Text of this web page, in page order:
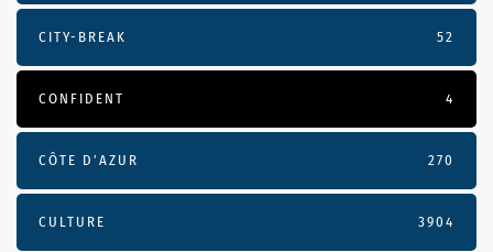
CITY-BREAK 52
CONFIDENT 4
CÔTE D’AZUR 270
CULTURE 3904